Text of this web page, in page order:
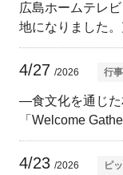
広島ホームテレ
地になりました
4/27 /2026 行事
—食文化を通じ
「Welcome
4/23 /2026 ピ